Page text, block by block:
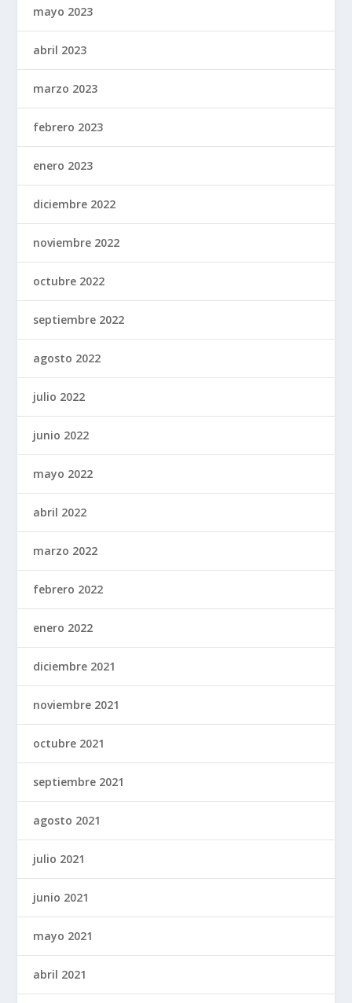
mayo 2023
abril 2023
marzo 2023
febrero 2023
enero 2023
diciembre 2022
noviembre 2022
octubre 2022
septiembre 2022
agosto 2022
julio 2022
junio 2022
mayo 2022
abril 2022
marzo 2022
febrero 2022
enero 2022
diciembre 2021
noviembre 2021
octubre 2021
septiembre 2021
agosto 2021
julio 2021
junio 2021
mayo 2021
abril 2021